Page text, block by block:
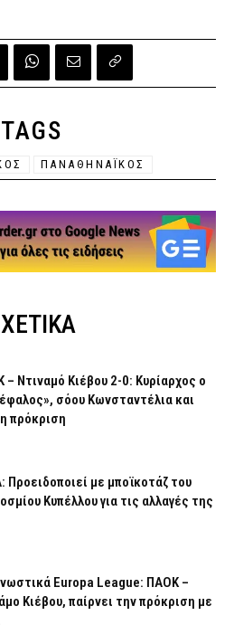
TAGS
ΠΑΝΑΘΗΝΑΪΚΟΣ
– Ντιναμό Κιέβου 2-0: Κυρίαρχος ο
σόου Κωνσταντέλια και
πρόκριση
Προειδοποιεί με μποϊκοτάζ του
Κυπέλλου για τις αλλαγές της
Europa League: ΠΑΟΚ –
Κιέβου, παίρνει την πρόκριση με